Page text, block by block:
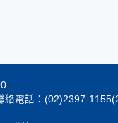
絡電話：(02)2397-